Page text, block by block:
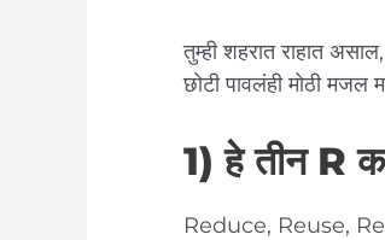
तुम्ही शहरात राहात
छोटी पावलंही मोठी मजल
1) हे तीन R
Reduce, Reuse,